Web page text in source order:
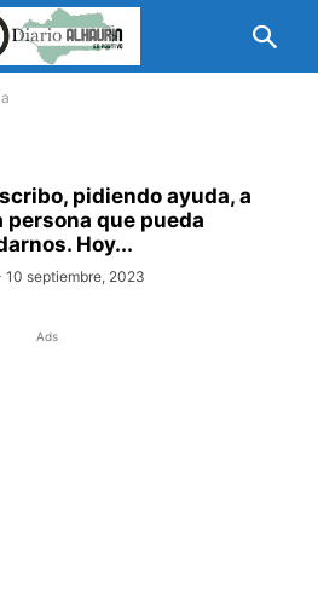
pidiendo ayuda, a
persona que pueda
Hoy...
10 septiembre, 2023
Ads